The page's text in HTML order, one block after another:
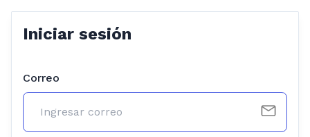
Iniciar sesión
Correo